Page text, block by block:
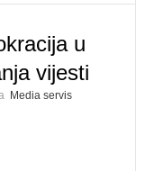
u
vijesti
Media servis
ste korisničko ime?